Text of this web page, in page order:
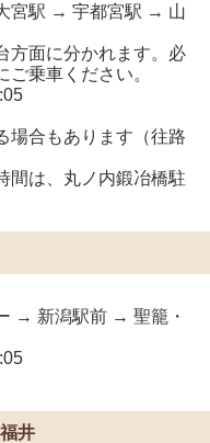
宮駅 → 宇都宮駅 → 山
方面に分かれます。必
乗車ください。
場合もあります（往路
は、丸ノ内鍛冶橋駐
→ 新潟駅前 → 聖籠・
井